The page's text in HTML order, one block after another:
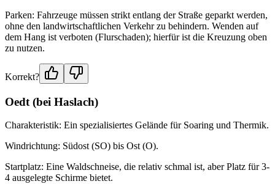
Parken: Fahrzeuge müssen strikt entlang der Straße geparkt werden,
ohne den landwirtschaftlichen Verkehr zu behindern. Wenden auf
dem Hang ist verboten (Flurschaden); hierfür ist die Kreuzung oben
zu nutzen.
Korrekt?
Oedt (bei Haslach)
Charakteristik: Ein spezialisiertes Gelände für Soaring und Thermik.
Windrichtung: Südost (SO) bis Ost (O).
Startplatz: Eine Waldschneise, die relativ schmal ist, aber Platz für 3-
4 ausgelegte Schirme bietet.